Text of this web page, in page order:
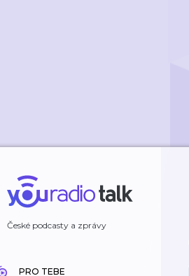
České podcasty a zprávy
PRO TEBE